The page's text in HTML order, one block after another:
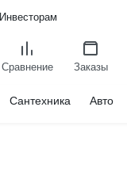
Инвесторам
Сравнение Заказы
Сантехника Авто